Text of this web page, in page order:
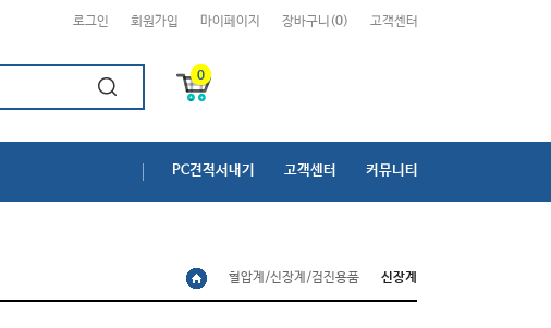
로그인 회원가입 마이페이지 장바구니(0) 고객센터
0
PC견적서내기 고객센터 커뮤니티
혈압계/신장계/검진용품 신장계